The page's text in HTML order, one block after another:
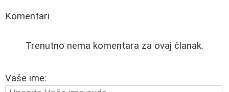
Komentari
Trenutno nema komentara za ovaj članak.
Vaše ime: